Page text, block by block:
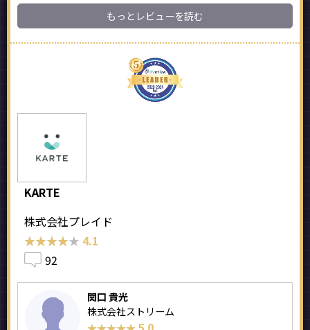
もっとレビューを読む
KARTE
株式会社プレイド
★★★★★
★★★★★ 4.1
92
関口 貴光
株式会社ストリーム